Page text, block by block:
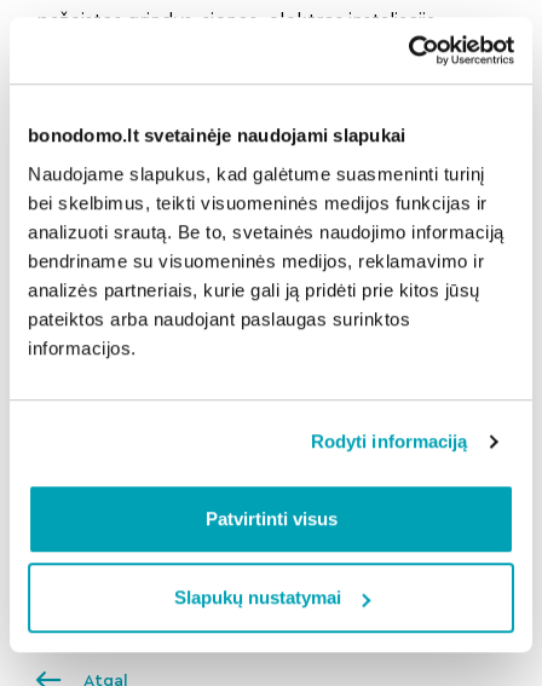
bonodomo.lt svetainėje naudojami slapukai
Naudojame slapukus, kad galėtume suasmeninti turinį
bei skelbimus, teikti visuomeninės medijos funkcijas ir
analizuoti srautą. Be to, svetainės naudojimo informaciją
bendriname su visuomeninės medijos, reklamavimo ir
analizės partneriais, kurie gali ją pridėti prie kitos jūsų
pateiktos arba naudojant paslaugas surinktos
informacijos.
Rodyti informaciją
Patvirtinti visus
Slapukų nustatymai
pažeistos grindys, sienos, elektros instaliacija.
Prevencinė stovų patikra leidžia tokių situacijų
išvengti.
leidžia ne tik laiku aptikti problemas, bet ir žymiai
sumažinti avarijų riziką, išvengti brangiai kainuojančių
nuostolių ir užtikrinti gyventojų komfortą. Investicija į
patikrą yra dešimtis kartų mažesnė nei galimos žalos
išlaidos po avarijų. Todėl laiku atlikta patikra čia yra
ypatingai svarbi“, – prevencinių darbų svarbą
akcentavo S. Krūminis.
įvyksta, bet ir jų išvengti. Sklandžiai veikiančios
aplinką“, – pabrėžia S. Krūminis.
Atgal